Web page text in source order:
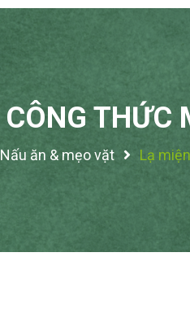
THỨC
Nấu ăn & mẹo vặt Lạ